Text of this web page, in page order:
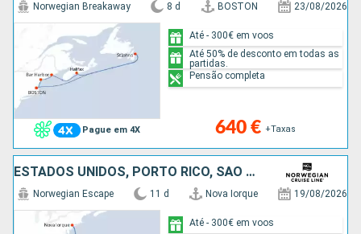
Pague em 4X
Norwegian Breakaway 8 d BOSTON 23/08/2026
640 € +Taxas
Até - 300€ em voos
Até 50% de desconto em todas as
partidas.
Pensão completa
ESTADOS UNIDOS, PORTO RICO, SÃO MARTINHO, SÃO TOMÁS, TORTOLA, REPÚBLICA DOMINICANA
Norwegian Escape 11 d Nova Iorque 19/08/2026
Até - 300€ em voos